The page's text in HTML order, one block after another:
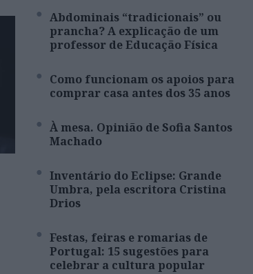
Abdominais “tradicionais” ou
prancha? A explicação de um
professor de Educação Física
Como funcionam os apoios para
comprar casa antes dos 35 anos
À mesa. Opinião de Sofia Santos
Machado
Inventário do Eclipse: Grande
Umbra, pela escritora Cristina
Drios
Festas, feiras e romarias de
Portugal: 15 sugestões para
celebrar a cultura popular